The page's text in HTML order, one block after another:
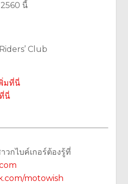
นี้
Club
มที่นี่
นี่
วกไบค์เกอร์ต้องรู้ที่
motowish